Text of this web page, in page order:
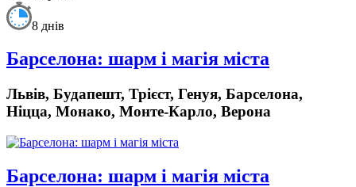
8 днів
Барселона: шарм і магія міста
Львів, Будапешт, Трієст, Генуя, Барселона,
Ніцца, Монако, Монте-Карло, Верона
Барселона: шарм і магія міста